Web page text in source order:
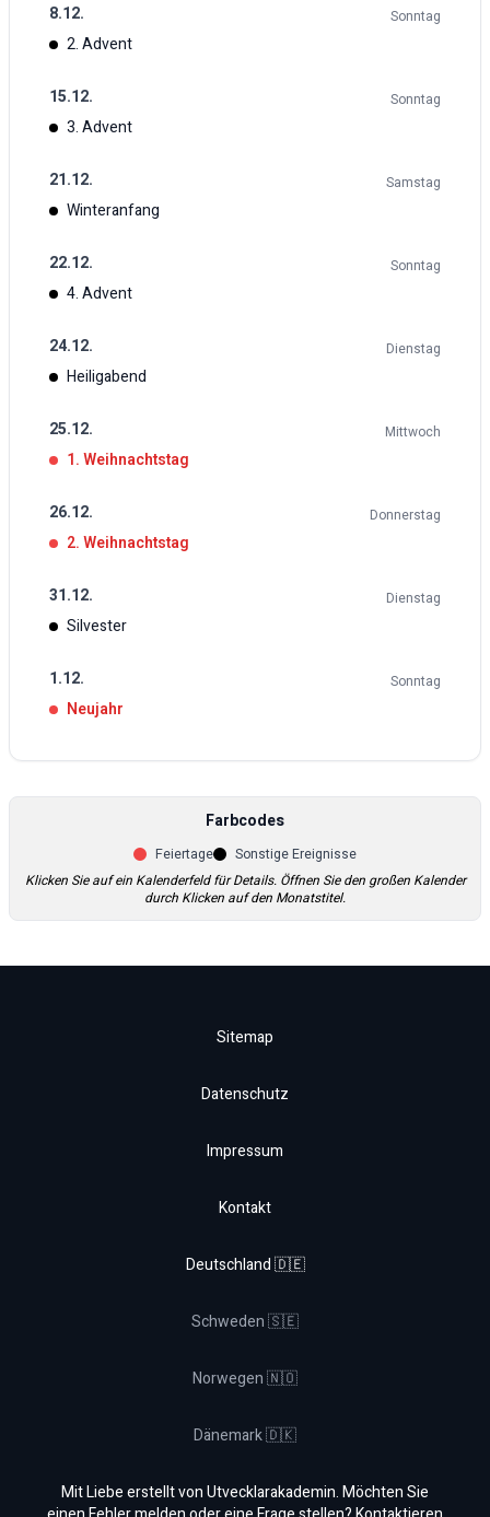
8.12.
2. Advent
Sonntag
15.12.
3. Advent
Sonntag
21.12.
Winteranfang
Samstag
22.12.
4. Advent
Sonntag
24.12.
Heiligabend
Dienstag
25.12.
1. Weihnachtstag
Mittwoch
26.12.
2. Weihnachtstag
Donnerstag
31.12.
Silvester
Dienstag
1.12.
Neujahr
Sonntag
Farbcodes
Feiertage
Sonstige Ereignisse
Klicken Sie auf ein Kalenderfeld für Details. Öffnen Sie den großen Kalender
durch Klicken auf den Monatstitel.
Sitemap
Datenschutz
Impressum
Kontakt
Deutschland 🇩🇪
Schweden 🇸🇪
Norwegen 🇳🇴
Dänemark 🇩🇰
Mit Liebe erstellt von Utvecklarakademin. Möchten Sie